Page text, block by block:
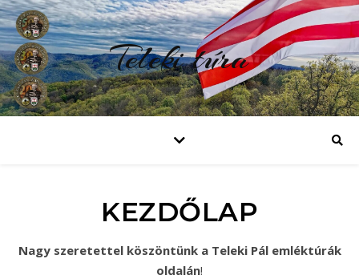
Teleki túra
KEZDŐLAP
Nagy szeretettel köszöntünk a Teleki Pál emléktúrák
oldalán!